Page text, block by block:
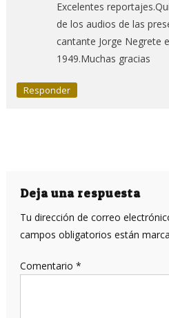
Excelentes
de los audios de las
cantante Jorge Negrete
1949.Muchas gracias
Responder
Deja una respuesta
Tu dirección de correo
campos obligatorios están
Comentario *